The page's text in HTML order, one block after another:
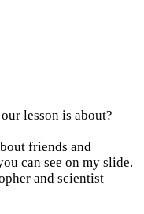
lesson is about? –
friends and
can see on my slide.
and scientist